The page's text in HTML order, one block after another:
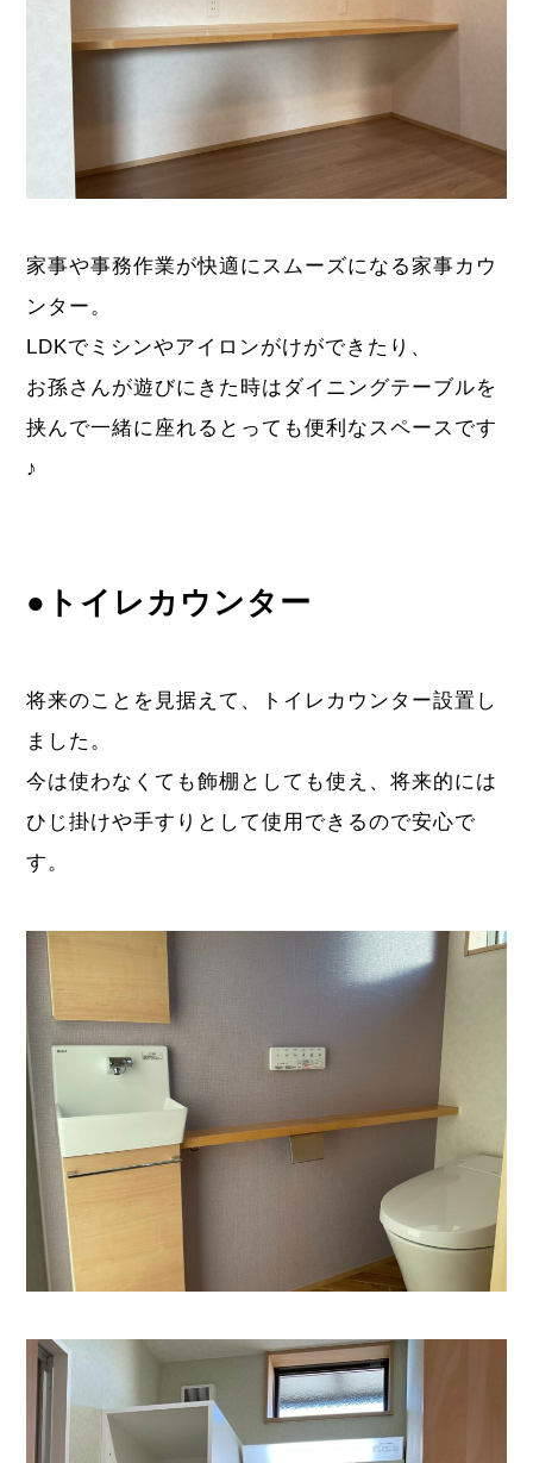
家事や事務作業が快適にスムーズになる家事カウ
ンター。
LDKでミシンやアイロンがけができたり、
お孫さんが遊びにきた時はダイニングテーブルを
挟んで一緒に座れるとっても便利なスペースです
♪
●トイレカウンター
将来のことを見据えて、トイレカウンター設置し
ました。
今は使わなくても飾棚としても使え、将来的には
ひじ掛けや手すりとして使用できるので安心で
す。